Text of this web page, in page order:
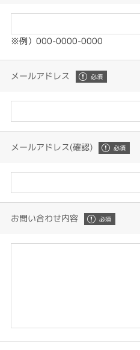
※例）000-0000-0000
メールアドレス
メールアドレス(確認)
お問い合わせ内容